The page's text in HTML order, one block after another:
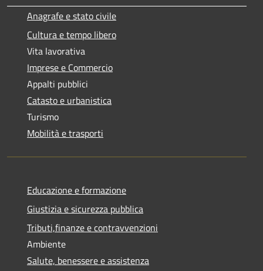
Anagrafe e stato civile
Cultura e tempo libero
Vita lavorativa
Imprese e Commercio
Appalti pubblici
Catasto e urbanistica
Turismo
Mobilità e trasporti
Educazione e formazione
Giustizia e sicurezza pubblica
Tributi,finanze e contravvenzioni
Ambiente
Salute, benessere e assistenza